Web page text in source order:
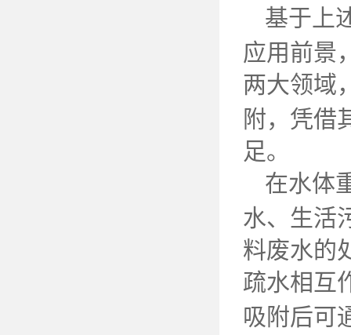
基于上
应用前景
两大领域
附，凭借
足。
在水体
水、生活
料废水的
疏水相互
吸附后可